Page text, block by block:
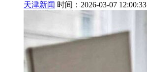
天津新闻 时间：2026-03-07 12:00:33